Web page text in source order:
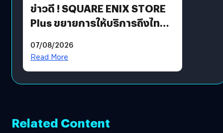
ข่าวดี ! SQUARE ENIX STORE
Plus ขยายการให้บริการถึงไทย
โดยตรง
07/08/2026
Read More
Related Content